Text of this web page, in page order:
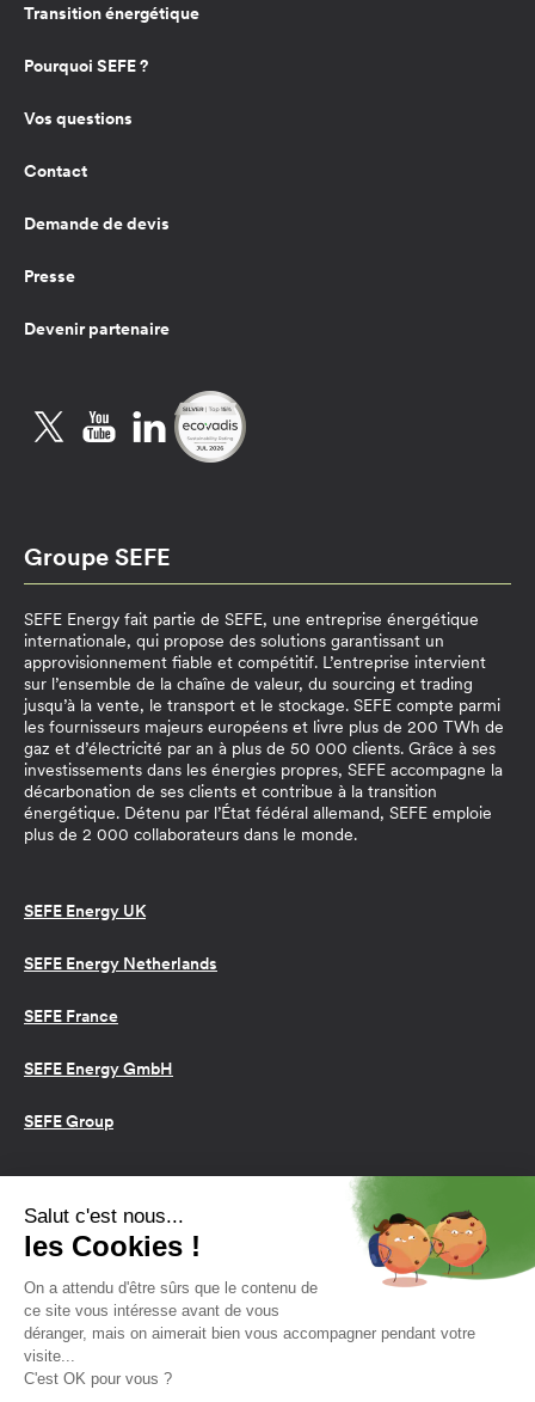
Transition énergétique
Pourquoi SEFE ?
Vos questions
Contact
Demande de devis
Presse
Devenir partenaire
TwitterYouTubeLinkedIn
Groupe SEFE
SEFE Energy fait partie de SEFE, une entreprise énergétique
internationale, qui propose des solutions garantissant un
approvisionnement fiable et compétitif. L’entreprise intervient
sur l’ensemble de la chaîne de valeur, du sourcing et trading
jusqu’à la vente, le transport et le stockage. SEFE compte parmi
les fournisseurs majeurs européens et livre plus de 200 TWh de
gaz et d’électricité par an à plus de 50 000 clients. Grâce à ses
investissements dans les énergies propres, SEFE accompagne la
décarbonation de ses clients et contribue à la transition
énergétique. Détenu par l’État fédéral allemand, SEFE emploie
plus de 2 000 collaborateurs dans le monde.
SEFE Energy UK
SEFE Energy Netherlands
SEFE France
SEFE Energy GmbH
SEFE Group
Conditions d’utilisation
Cookies